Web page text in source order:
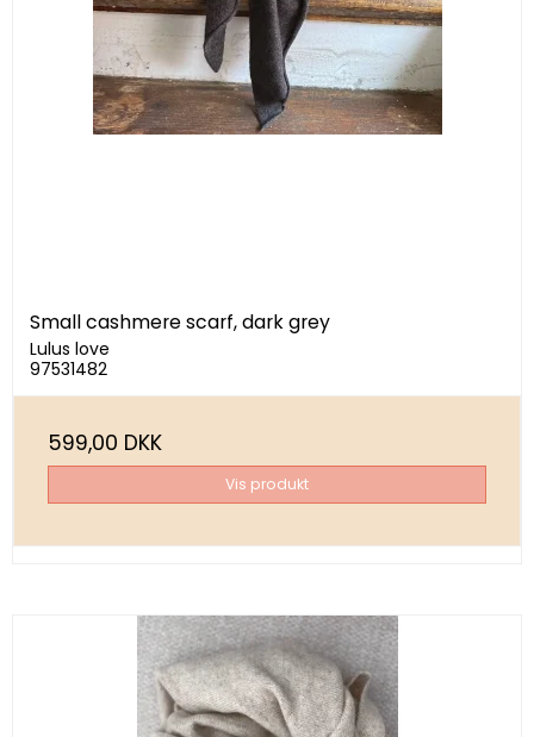
Small cashmere scarf, dark grey
Lulus love
97531482
599,00 DKK
Vis produkt